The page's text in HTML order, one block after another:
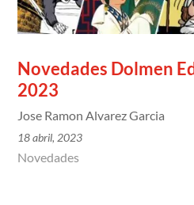
Novedades Dolmen
2023
Jose Ramon Alvarez Garcia
18 abril, 2023
Novedades